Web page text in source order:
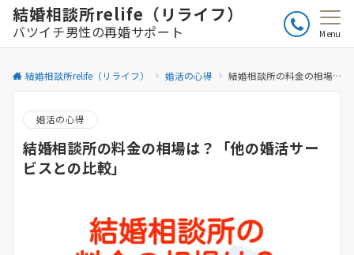
結婚相談所relife（リライフ）
バツイチ男性の再婚サポート Menu
結婚相談所relife（リライフ） 婚活の心得 結婚相談所の料金の相場は？「他の婚活サービスとの比較」
婚活の心得
結婚相談所の料金の相場は？「他の婚活サー
ビスとの比較」